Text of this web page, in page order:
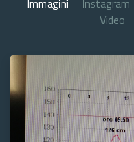
Immagini Instagram
Video